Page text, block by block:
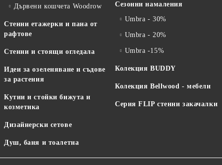
Дървени кошчета Woodrow
Стенни етажерки и пана от
рафтове
Стенни и стоящи огледала
Идеи за озеленяване и съдове
за растения
Кутии и стойки бижута и
козметика
Дизайнерски сетове
Душ, баня и тоалетна
Сезонни намаления
Umbra - 30%
Umbra - 20%
Umbra -15%
Колекция BUDDY
Колекция Bellwood - мебели
Серия FLIP стенни закачалки